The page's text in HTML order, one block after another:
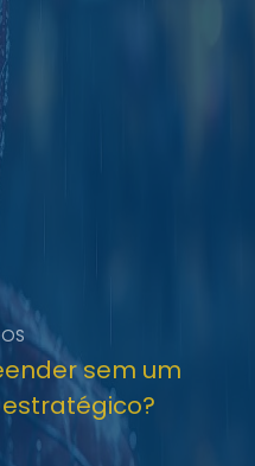
sem um